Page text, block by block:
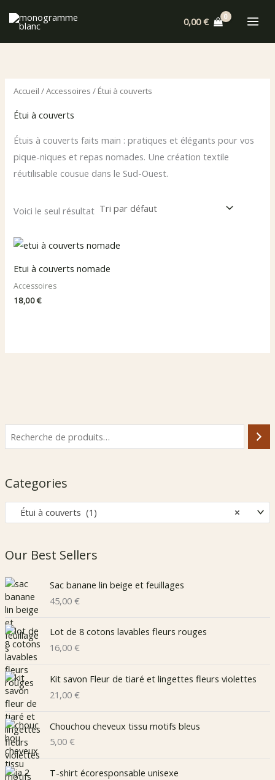
contenu
0,00€
Categories
×
Étui à couverts (1)
Our Best Sellers
Sac banane lin beige et feuillages
45,00 €
Lot de 8 cotons lavables fleurs rouges
16,00 €
Kit savon Fleur de tiaré et lingettes fleurs violettes
21,00 €
Chouchou cheveux tissu motifs bleus
5,00 €
T-shirt écoresponsable unisexe
Accueil /Accessoires / Étui à couverts
Étui à couverts
Étuis à couverts faits main : pratiques et élégants pour vos
pique-niques et repas nomades. Une création textile
réutilisable cousue dans le Sud-Ouest.
Voici le seul résultat
Etui à couverts nomade
Accessoires
18,00€